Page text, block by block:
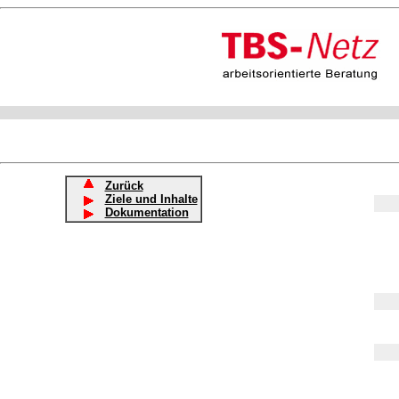
Zurück
Ziele und Inhalte
Dokumentation